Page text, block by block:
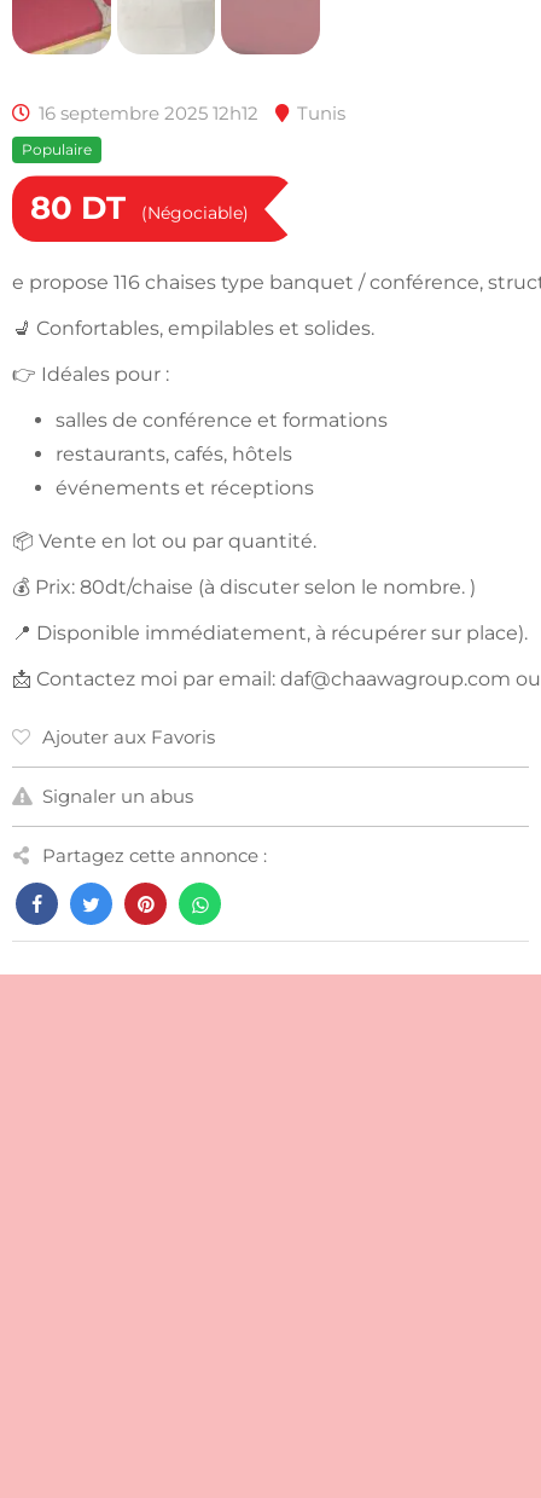
16 septembre 2025 12h12 Tunis
Populaire
80 DT (Négociable)
e propose 116 chaises type banquet / conférence,
💺 Confortables, empilables et solides.
👉 Idéales pour :
salles de conférence et formations
restaurants, cafés, hôtels
événements et réceptions
📦 Vente en lot ou par quantité.
💰 Prix: 80dt/chaise (à discuter selon le nombre. )
📍 Disponible immédiatement, à récupérer sur place).
📩 Contactez moi par email: daf@chaawagroup.com
Ajouter aux Favoris
Signaler un abus
Partagez cette annonce :